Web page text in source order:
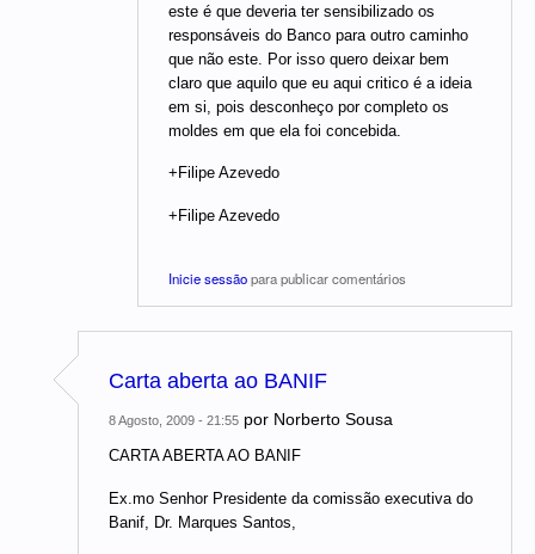
este é que deveria ter sensibilizado os
responsáveis do Banco para outro caminho
que não este. Por isso quero deixar bem
claro que aquilo que eu aqui critico é a ideia
em si, pois desconheço por completo os
moldes em que ela foi concebida.
+Filipe Azevedo
+Filipe Azevedo
Inicie sessãopara publicar comentários
Carta aberta ao BANIF
8 Agosto, 2009 - 21:55 por Norberto Sousa
CARTA ABERTA AO BANIF
Ex.mo Senhor Presidente da comissão executiva do
Banif, Dr. Marques Santos,